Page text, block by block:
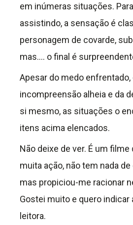
em inúmeras situações.
assistindo, a sensação é
personagem de covarde,
mas…. o final é
Apesar do medo enfrentado,
incompreensão alheia e da
si mesmo, as situações o
itens acima elencados.
Não deixe de ver. É um
muita ação, não tem nada
mas propiciou-me racionar
Gostei muito e quero indicar
leitora.